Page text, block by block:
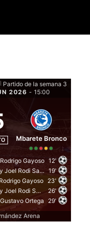
Partido de la semana 3
2026 - 15:00
Mbarete Bronco
Rodrigo Gayoso 12'
Jhonny Joel Rodi Sanabria 19'
Rodrigo Gayoso 23'
Jhonny Joel Rodi Sanabria
26'
Gustavo Ortega
29'
Arena